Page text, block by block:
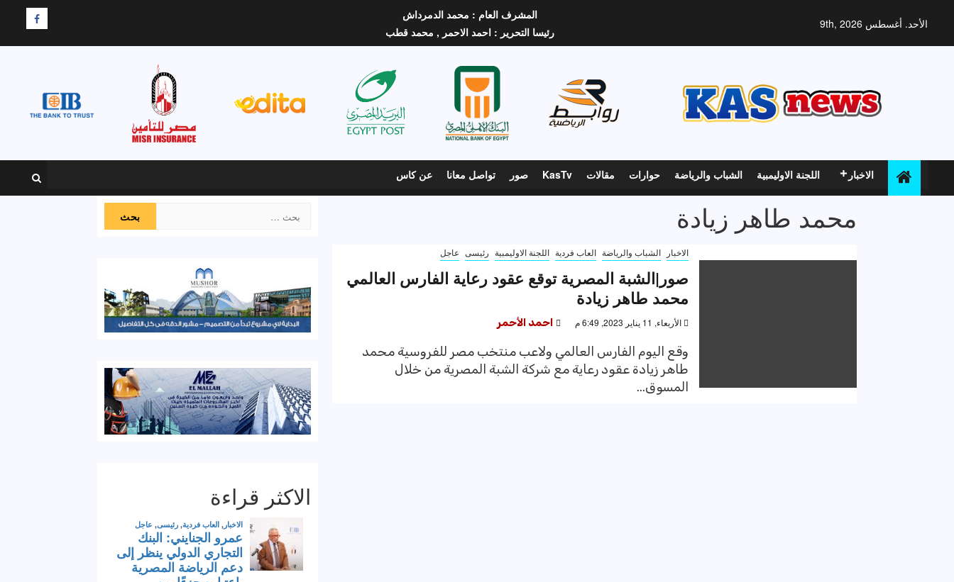
الأحد. أغسطس 9th, 2026
المشرف العام : محمد الدمرداش
رئيسا التحرير : احمد الاحمر , محمد قطب
F
الاخبار اللجنة الاوليمبية الشباب والرياضة حوارات مقالات KasTv صور تواصل معانا عن كاس
محمد طاهر زيادة
الاخبار الشباب والرياضة العاب فردية اللجنة الاوليمبية رئيسى عاجل
صور|الشبة المصرية توقع عقود رعاية الفارس العالمي
محمد طاهر زيادة
الأربعاء, 11 يناير 2023, 6:49 م احمد الأحمر
وقع اليوم الفارس العالمي ولاعب منتخب مصر للفروسية محمد
طاهر زيادة عقود رعاية مع شركة الشبة المصرية من خلال
المسوق...
عن:
الاكثر قراءة